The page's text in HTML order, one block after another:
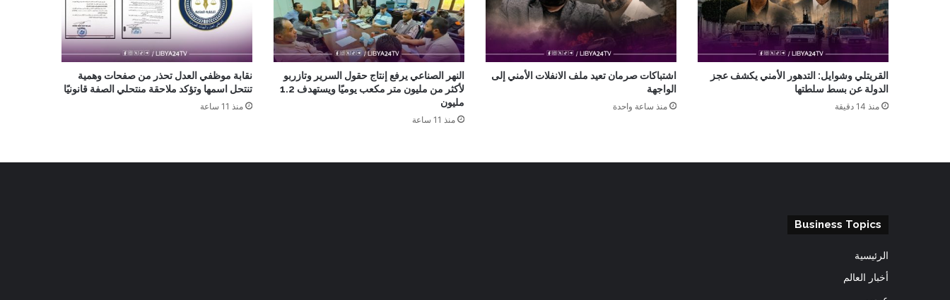
القريتلي وشوايل: التدهور الأمني يكشف عجز
الدولة عن بسط سلطتها
منذ 14 دقيقة
اشتباكات صرمان تعيد ملف الانفلات الأمني إلى
الواجهة
منذ ساعة واحدة
النهر الصناعي يرفع إنتاج حقول السرير وتازربو
لأكثر من مليون متر مكعب يوميًا ويستهدف 1.2
مليون
منذ 11 ساعة
نقابة موظفي العدل تحذر من صفحات وهمية
تنتحل اسمها وتؤكد ملاحقة منتحلي الصفة قانونيًا
منذ 11 ساعة
Business Topics
الرئيسية
أخبار العالم